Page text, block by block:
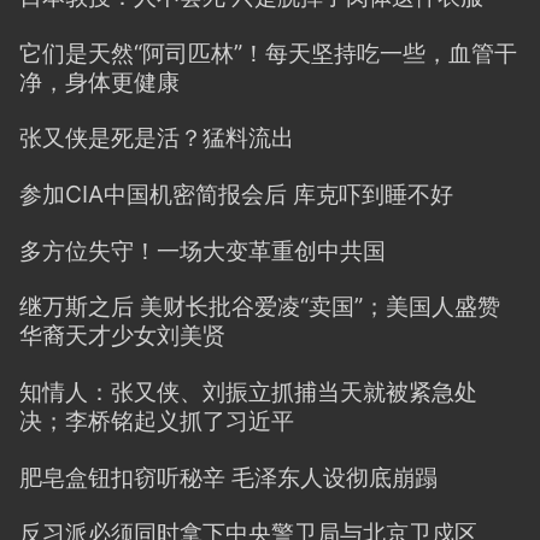
它们是天然“阿司匹林”！每天坚持吃一些，血管干
净，身体更健康
张又侠是死是活？猛料流出
参加CIA中国机密简报会后 库克吓到睡不好
多方位失守！一场大变革重创中共国
继万斯之后 美财长批谷爱凌“卖国”；美国人盛赞
华裔天才少女刘美贤
知情人：张又侠、刘振立抓捕当天就被紧急处
决；李桥铭起义抓了习近平
肥皂盒钮扣窃听秘辛 毛泽东人设彻底崩蹋
反习派必须同时拿下中央警卫局与北京卫戍区